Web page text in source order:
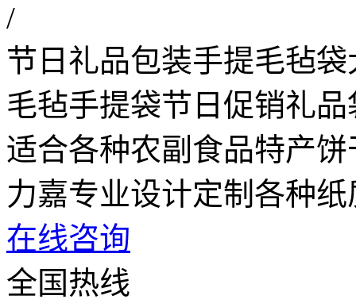
/
节日礼品包装手提毛毡
毛毡手提袋节日促销礼
适合各种农副食品特产
力嘉专业设计定制各种
在线咨询
全国热线